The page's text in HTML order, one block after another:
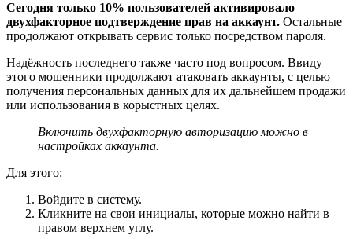
Сегодня только 10% пользователей активировало
двухфакторное подтверждение прав на аккаунт. Остальные
продолжают открывать сервис только посредством пароля.
Надёжность последнего также часто под вопросом. Ввиду
этого мошенники продолжают атаковать аккаунты, с целью
получения персональных данных для их дальнейшем продажи
или использования в корыстных целях.
Включить двухфакторную авторизацию можно в
настройках аккаунта.
Для этого:
Войдите в систему.
Кликните на свои инициалы, которые можно найти в
правом верхнем углу.